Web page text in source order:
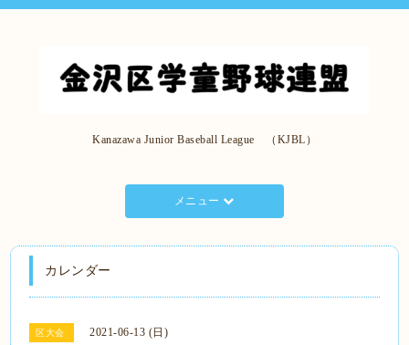
Kanazawa Junior Baseball League （KJBL）
メニュー
カレンダー
区大会 2021-06-13 (日)